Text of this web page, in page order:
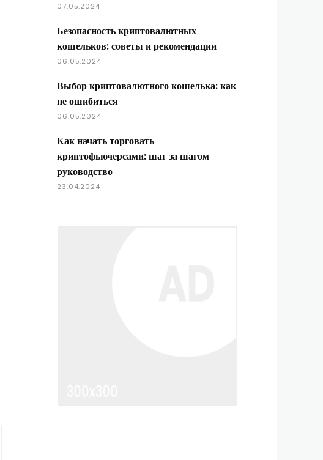
07.05.2024
Безопасность криптовалютных
кошельков: советы и рекомендации
06.05.2024
Выбор криптовалютного кошелька: как
не ошибиться
06.05.2024
Как начать торговать
криптофьючерсами: шаг за шагом
руководство
23.04.2024